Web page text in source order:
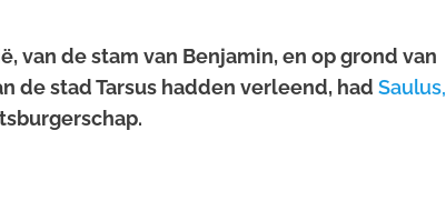
van de stam van Benjamin, en op grond van
de stad Tarsus hadden verleend, had Saulus,